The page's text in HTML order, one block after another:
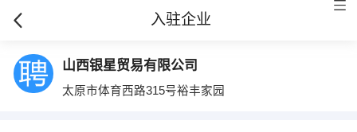
入驻企业
山西银星贸易有限公司
太原市体育西路315号裕丰家园